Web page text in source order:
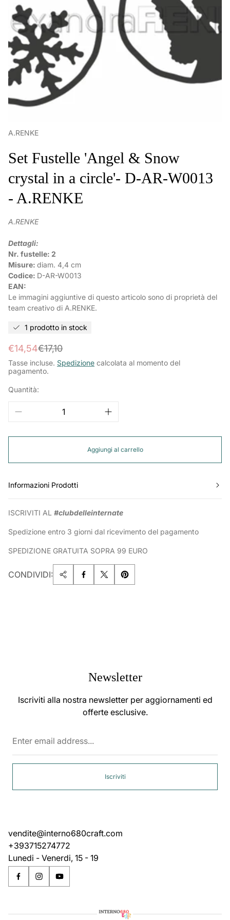
A.RENKE
Set Fustelle 'Angel & Snow
crystal in a circle'- D-AR-W0013
- A.RENKE
A.RENKE
Dettagli:
Nr. fustelle: 2
Misure: diam. 4,4 cm
Codice: D-AR-W0013
EAN:
Le immagini aggiuntive di questo articolo sono di proprietà del
team creativo di A.RENKE.
1 prodotto in stock
Prezzo
di
vendita
€14,54
Prezzo
normale
€17,10
Tasse incluse. Spedizione calcolata al momento del
pagamento.
Quantità:
Aggiungi al carrello
Informazioni Prodotti
ISCRIVITI AL #clubdelleinternate
Spedizione entro 3 giorni dal ricevimento del pagamento
SPEDIZIONE GRATUITA SOPRA 99 EURO
CONDIVIDI:
Newsletter
Iscriviti alla nostra newsletter per aggiornamenti ed
offerte esclusive.
Iscriviti
vendite@interno680craft.com
+393715274772
Lunedi - Venerdi, 15 - 19